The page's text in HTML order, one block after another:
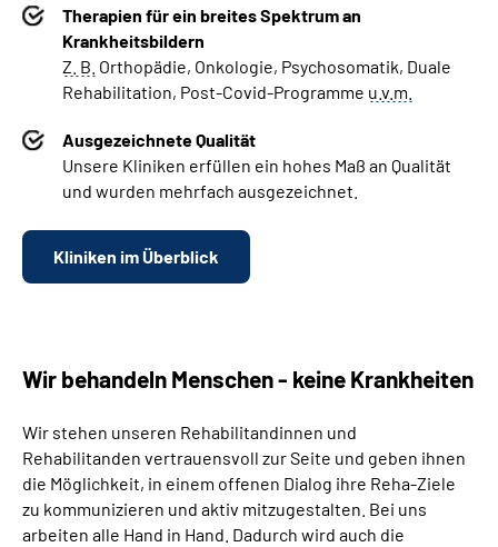
Therapien für ein breites Spektrum an
Krankheitsbildern
Z. B. Orthopädie, Onkologie, Psychosomatik, Duale
Rehabilitation, Post-Covid-Programme u.v.m.
Ausgezeichnete Qualität
Unsere Kliniken erfüllen ein hohes Maß an Qualität
und wurden mehrfach ausgezeichnet.
Kliniken im Überblick
Wir behandeln Menschen - keine Krankheiten
Wir stehen unseren Rehabilitandinnen und
Rehabilitanden vertrauensvoll zur Seite und geben ihnen
die Möglichkeit, in einem offenen Dialog ihre Reha-Ziele
zu kommunizieren und aktiv mitzugestalten. Bei uns
arbeiten alle Hand in Hand. Dadurch wird auch die